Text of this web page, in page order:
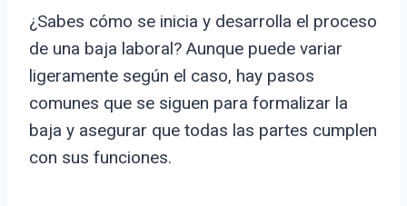
¿Sabes cómo se inicia y desarrolla el proceso
de una baja laboral? Aunque puede variar
ligeramente según el caso, hay pasos
comunes que se siguen para formalizar la
baja y asegurar que todas las partes cumplen
con sus funciones.